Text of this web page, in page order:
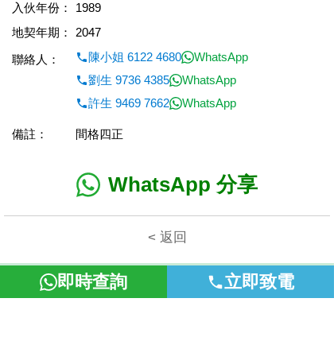
入伙年份：
1989
地契年期：
2047
聯絡人：
陳小姐 6122 4680
WhatsApp
劉生 9736 4385
WhatsApp
許生 9469 7662
WhatsApp
備註： 間格四正
WhatsApp 分享
< 返回
即時查詢 立即致電
本網頁所提供資料僅作參考用途。若因錯漏而引致任何不便或損